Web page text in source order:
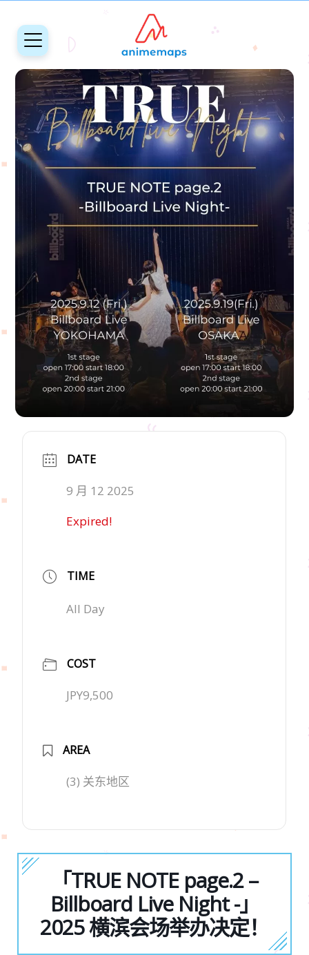
DATE
9 月 12 2025
Expired!
TIME
All Day
COST
JPY9,500
AREA
(3) 关东地区
「TRUE NOTE page.2 –
Billboard Live Night -」
2025 横滨会场举办决定！